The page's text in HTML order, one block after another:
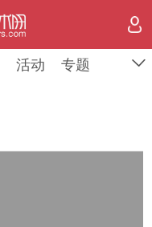
活动 专题